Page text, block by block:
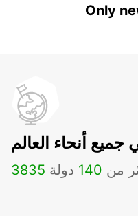
Only
جميع أنحاء العالم
3835 من 140 دولة